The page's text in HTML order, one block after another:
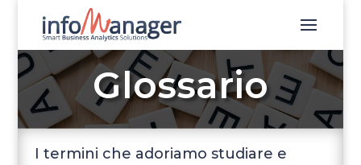
Glossario
I termini che adoriamo studiare e